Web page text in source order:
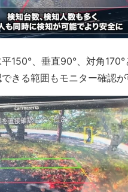
150°、垂直90°、対角
きる範囲もモニター確認が